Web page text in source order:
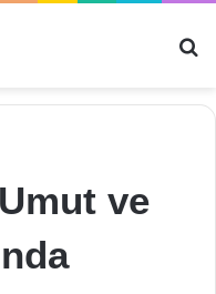
ve